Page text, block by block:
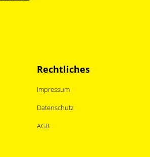
Rechtliches
Impressum
Datenschutz
AGB